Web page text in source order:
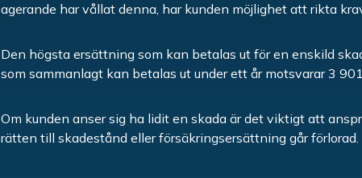
agerande har vållat denna, har kunden möjlighet att rikta
Den högsta ersättning som kan betalas ut för en enskild
som sammanlagt kan betalas ut under ett år motsvarar 3
Om kunden anser sig ha lidit en skada är det viktigt att
rätten till skadestånd eller försäkringsersättning går förlorad.